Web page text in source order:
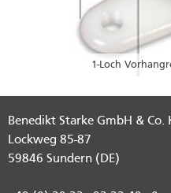
1-Loch
Benedikt Starke GmbH & Co.
Lockweg 85-87
59846 Sundern (DE)